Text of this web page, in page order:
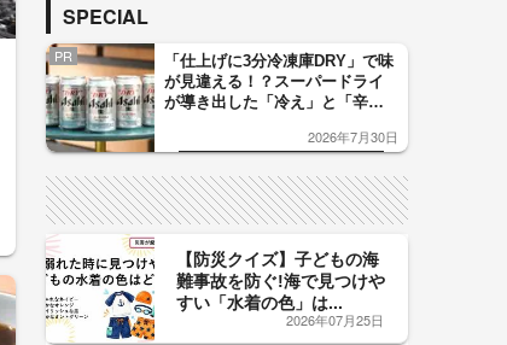
SPECIAL
PR
「仕上げに3分冷凍庫DRY」で味
が見違える！？スーパードライ
が導き出した「冷え」と「辛
した「辛口カーブ」が飲み頃の
2026年7月30日
【防災クイズ】子どもの海
難事故を防ぐ!海で見つけや
すい「水着の色」は...
2026年07月25日